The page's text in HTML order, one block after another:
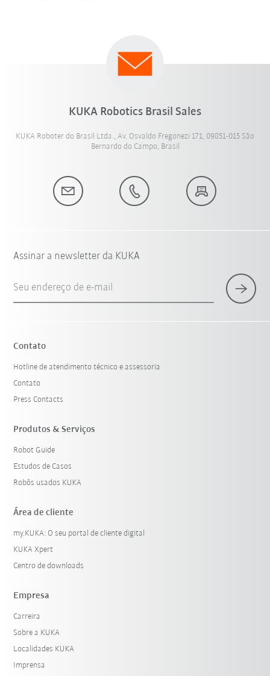
KUKA Robotics Brasil Sales
KUKA Roboter do Brasil Ltda., Av. Osvaldo Fregonezi 171, 09851-015 São
Bernardo do Campo, Brasil
Assinar a newsletter da KUKA
Seu endereço de e-mail
Contato
Hotline de atendimento técnico e assessoria
Contato
Press Contacts
Produtos & Serviços
Robot Guide
Estudos de Casos
Robôs usados KUKA
Área de cliente
my.KUKA: O seu portal de cliente digital
KUKA Xpert
Centro de downloads
Empresa
Carreira
Sobre a KUKA
Localidades KUKA
Imprensa